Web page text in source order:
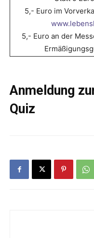
5,- Euro im
5,- Euro an der
Anmeldung
Quiz